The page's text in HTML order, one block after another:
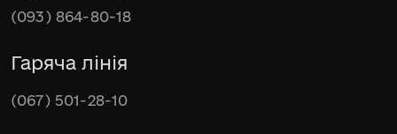
(093) 864-80-18
Гаряча лінія
(067) 501-28-10